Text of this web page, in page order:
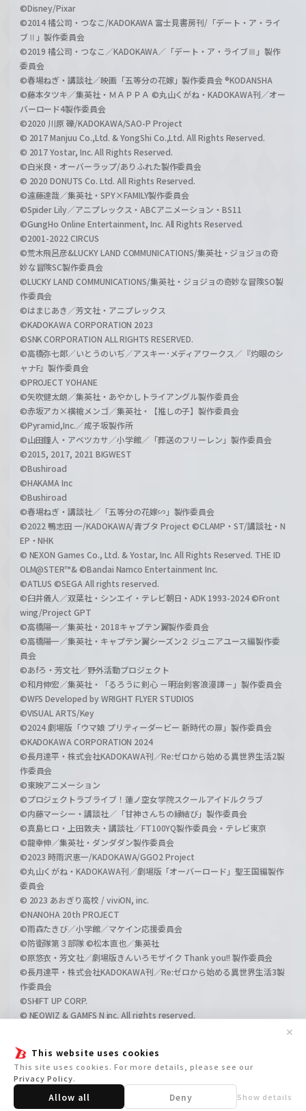
This website uses cookies
This site uses cookies. For more details, please see our
Privacy Policy.
Allow all Deny Show details
✕
©Disney/Pixar
©2014 橘公司・つなこ/KADOKAWA 富士見書房刊/「デート・ア・ライ
ブⅡ」製作委員会
©2019 橘公司・つなこ／KADOKAWA／「デート・ア・ライブⅢ」製作
委員会
©春場ねぎ・講談社／映画「五等分の花嫁」製作委員会 ®KODANSHA
©藤本タツキ／集英社・ＭＡＰＰＡ ©丸山くがね・KADOKAWA刊／オー
バーロード4製作委員会
©2020 川原 礫/KADOKAWA/SAO-P Project
© 2017 Manjuu Co.,Ltd. & YongShi Co.,Ltd. All Rights Reserved.
© 2017 Yostar, Inc. All Rights Reserved.
©白米良・オーバーラップ/ありふれた製作委員会
© 2020 DONUTS Co. Ltd. All Rights Reserved.
©遠藤達哉／集英社・SPY×FAMILY製作委員会
©Spider Lily／アニプレックス・ABCアニメーション・BS11
©GungHo Online Entertainment, Inc. All Rights Reserved.
©2001-2022 CIRCUS
©荒木飛呂彦&LUCKY LAND COMMUNICATIONS/集英社・ジョジョの奇
妙な冒険SC製作委員会
©LUCKY LAND COMMUNICATIONS/集英社・ジョジョの奇妙な冒険SO製
作委員会
©はまじあき／芳文社・アニプレックス
©KADOKAWA CORPORATION 2023
©SNK CORPORATION ALL RIGHTS RESERVED.
©高橋弥七郎／いとうのいぢ／アスキー･メディアワークス／『灼眼のシ
ャナF』製作委員会
©PROJECT YOHANE
©矢吹健太朗／集英社・あやかしトライアングル製作委員会
©赤坂アカ×横槍メンゴ／集英社・【推しの子】製作委員会
©Pyramid,Inc.／成子坂製作所
©山田鐘人・アベツカサ／小学館／「葬送のフリーレン」製作委員会
©2015, 2017, 2021 BIGWEST
©Bushiroad
©HAKAMA Inc
©Bushiroad
©春場ねぎ・講談社／「五等分の花嫁∽」製作委員会
©2022 鴨志田 一/KADOKAWA/青ブタ Project ©CLAMP・ST/講談社・N
EP・NHK
© NEXON Games Co., Ltd. & Yostar, Inc. All Rights Reserved. THE ID
OLM@STER™& ©Bandai Namco Entertainment Inc.
©ATLUS ©SEGA All rights reserved.
©臼井儀人／双葉社・シンエイ・テレビ朝日・ADK 1993-2024 ©Front
wing/Project GPT
©高橋陽一／集英社・2018キャプテン翼製作委員会
©高橋陽一／集英社・キャプテン翼シーズン２ ジュニアユース編製作委
員会
©あfろ・芳文社／野外活動プロジェクト
©和月伸宏／集英社・「るろうに剣心 －明治剣客浪漫譚－」製作委員会
©WFS Developed by WRIGHT FLYER STUDIOS
©VISUAL ARTS/Key
©2024 劇場版「ウマ娘 プリティーダービー 新時代の扉」製作委員会
©KADOKAWA CORPORATION 2024
©長月達平・株式会社KADOKAWA刊／Re:ゼロから始める異世界生活2製
作委員会
©東映アニメーション
©プロジェクトラブライブ！蓮ノ空女学院スクールアイドルクラブ
©内藤マーシー・講談社／「甘神さんちの縁結び」製作委員会
©真島ヒロ・上田敦夫・講談社／FT100YQ製作委員会・テレビ東京
©龍幸伸／集英社・ダンダダン製作委員会
©2023 時雨沢恵一/KADOKAWA/GGO2 Project
©丸山くがね・KADOKAWA刊／劇場版「オーバーロード」聖王国編製作
委員会
© 2023 あおぎり高校 / viviON, inc.
©NANOHA 20th PROJECT
©雨森たきび／小学館／マケイン応援委員会
©防衛隊第３部隊 ©松本直也／集英社
©原悠衣・芳文社／劇場版きんいろモザイク Thank you!! 製作委員会
©長月達平・株式会社KADOKAWA刊／Re:ゼロから始める異世界生活3製
作委員会
©SHIFT UP CORP.
© NEOWIZ & GAMFS N inc. All rights reserved.
©GIRLS und PANZER Film Projekt
©GIRLS und PANZER Finale Projekt